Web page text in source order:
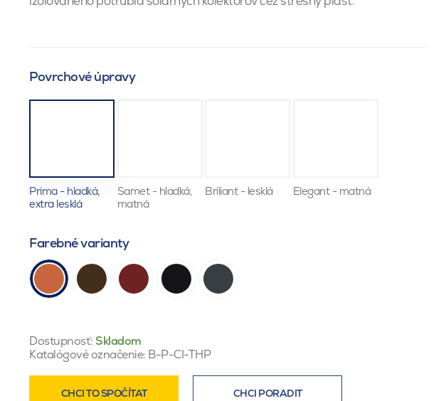
Povrchové úpravy
Prima - hladká,
extra lesklá
Samet - hladká,
matná
Briliant - lesklá Elegant - matná
Farebné varianty
Dostupnosť: Skladom
Katalógové označenie: B-P-CI-THP
CHCI TO SPOČÍTAT CHCI PORADIT